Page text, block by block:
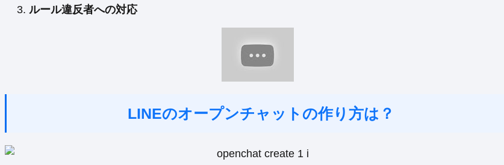
ルール違反者への対応
LINEのオープンチャットの作り方は？